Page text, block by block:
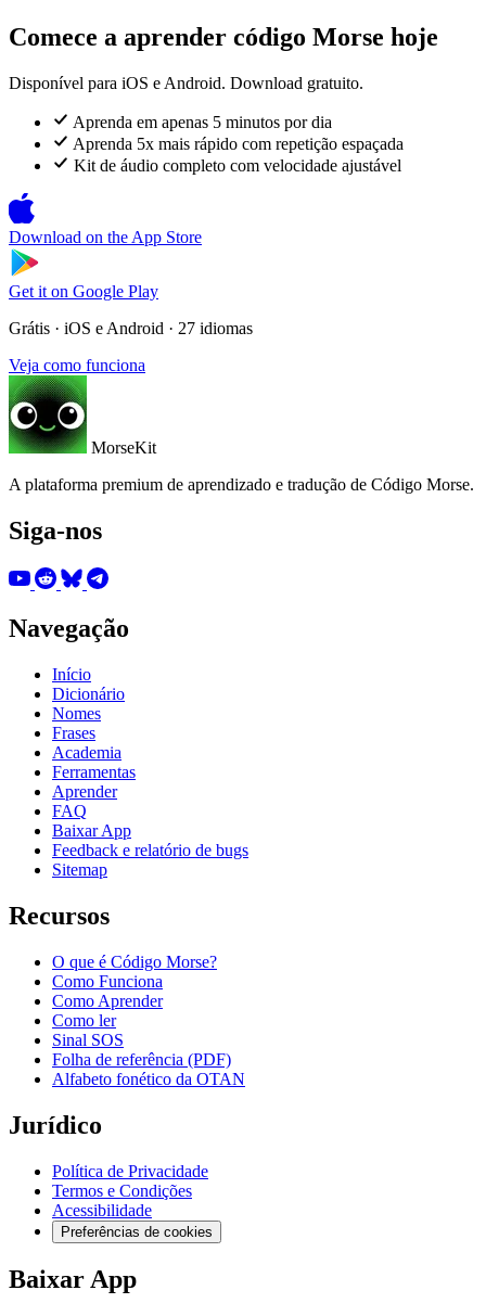
Comece a aprender código Morse hoje
Disponível para iOS e Android. Download gratuito.
Aprenda em apenas 5 minutos por dia
Aprenda 5x mais rápido com repetição espaçada
Kit de áudio completo com velocidade ajustável
Download on the App Store
Get it on Google Play
Grátis · iOS e Android · 27 idiomas
Veja como funciona
MorseKit
A plataforma premium de aprendizado e tradução de Código Morse.
Siga-nos
Navegação
Início
Dicionário
Nomes
Frases
Academia
Ferramentas
Aprender
FAQ
Baixar App
Feedback e relatório de bugs
Sitemap
Recursos
O que é Código Morse?
Como Funciona
Como Aprender
Como ler
Sinal SOS
Folha de referência (PDF)
Alfabeto fonético da OTAN
Jurídico
Política de Privacidade
Termos e Condições
Acessibilidade
Preferências de cookies
Baixar App